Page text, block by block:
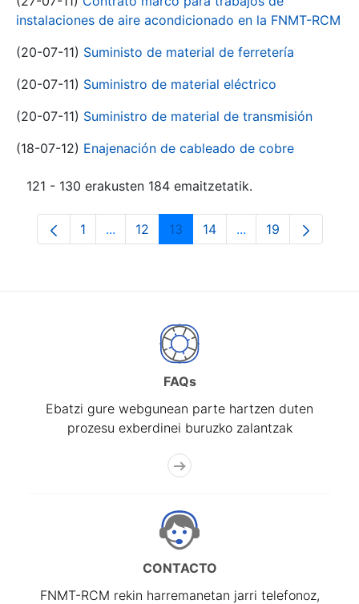
instalaciones de aire acondicionado en la FNMT-RCM
(20-07-11) Suministo de material de ferretería
(20-07-11) Suministro de material eléctrico
(20-07-11) Suministro de material de transmisión
(18-07-12) Enajenación de cableado de cobre
121 - 130 erakusten 184 emaitzetatik.
Orrialdea
1 ...Intermediate Pages Use TAB to navigate.
Orrialdea
12 Orrialdea
13 Orrialdea
14 ...Intermediate
Orrialdea
19
FAQs
Ebatzi gure webgunean parte hartzen duten
prozesu exberdinei buruzko zalantzak
CONTACTO
FNMT-RCM rekin harremanetan jarri telefonoz,